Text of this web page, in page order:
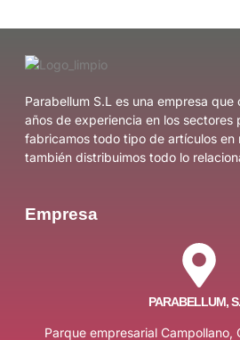
Parabellum S.L es una empresa
años de experiencia en los sectores
fabricamos todo tipo de artículos en
también distribuimos todo lo
Empresa
PARABELLUM,
Parque empresarial